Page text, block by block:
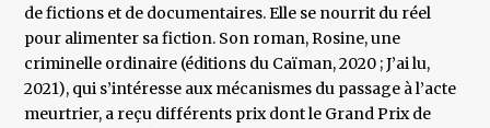
de fictions et de documentaires. Elle se nourrit du réel
pour alimenter sa fiction. Son roman, Rosine, une
criminelle ordinaire (éditions du Caïman, 2020 ; J’ai lu,
2021), qui s’intéresse aux mécanismes du passage à l’acte
meurtrier, a reçu différents prix dont le Grand Prix de